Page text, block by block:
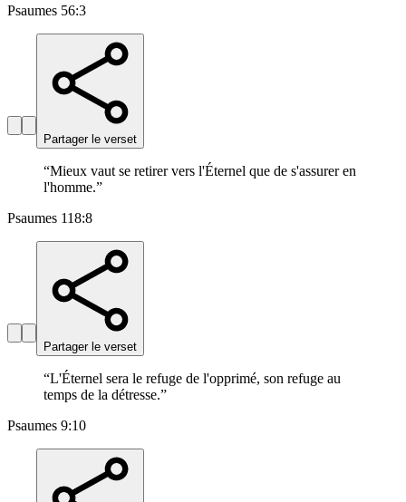
Psaumes 56:3
Partager le verset
“Mieux vaut se retirer vers l'Éternel que de s'assurer en
l'homme.”
Psaumes 118:8
Partager le verset
“L'Éternel sera le refuge de l'opprimé, son refuge au
temps de la détresse.”
Psaumes 9:10